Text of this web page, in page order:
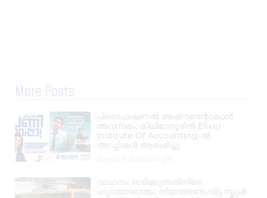
More Posts
പ്രൊഫഷണൽ അക്കൗണ്ടന്റാകാൻ
അവസരം; കിലിമാനൂരിൽ Elixer
Institute Of Accounting-ൽ
അഡ്മിഷൻ ആരംഭിച്ചു
വാഹനം ഓടിക്കുന്നതിനിടെ
ഹൃദയാഘാതം; നിയന്ത്രണംവിട്ട സ്കൂൾ